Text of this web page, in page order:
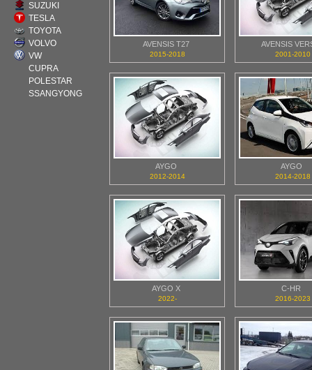
SUZUKI
TESLA
TOYOTA
VOLVO
VW
CUPRA
POLESTAR
SSANGYONG
AVENSIS T27
2015-2018
AVENSIS
2001-2010
AYGO
2012-2014
AYGO
2014-2018
AYGO X
2022-
C-HR
2016-2023